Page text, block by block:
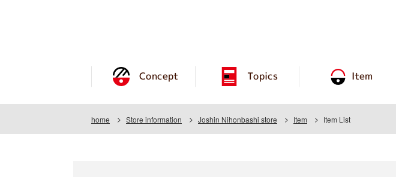
Concept Topics Item
home Store information Joshin Nihonbashi store Item Item List